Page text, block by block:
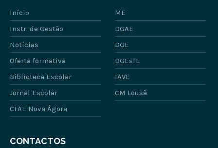
Início
ME
Instr. de Gestão
DGAE
Notícias
DGE
Oferta formativa
DGEsTE
Biblioteca Escolar
IAVE
Jornal Escolar
CM Lousã
CFAE Nova Ágora
CONTACTOS